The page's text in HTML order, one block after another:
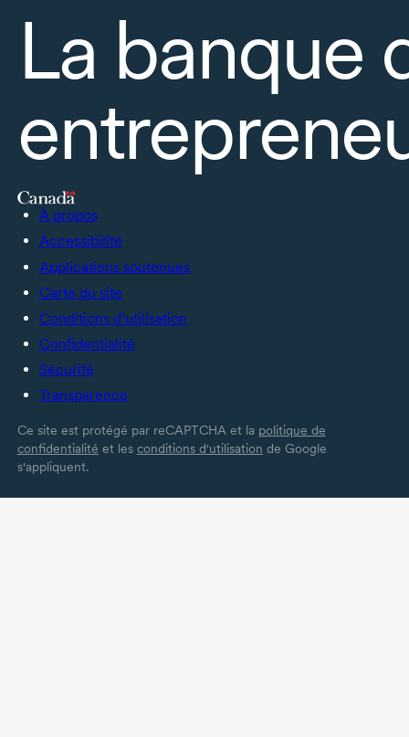
La banque
À propos
Accessibilité
Applications soutenues
Carte du site
Conditions d’utilisation
Confidentialité
Sécurité
Transparence
Ce site est protégé par reCAPTCHA et la politique de
confidentialité et les conditions d'utilisation de Google
s'appliquent.